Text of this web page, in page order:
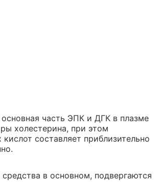
часть ЭПК и ДГК в плазме
холестерина, при этом
составляет приблизительно
в основном, подвергаются